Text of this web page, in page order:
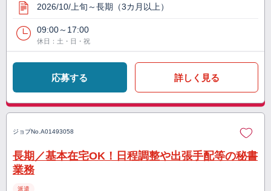
2026/10/上旬～長期（3カ月以上）
09:00～17:00
休日：土・日・祝
応募する 詳しく見る
ジョブNo. A01493058
長期／基本在宅OK！日程調整や出張手配等の秘書
業務
派遣